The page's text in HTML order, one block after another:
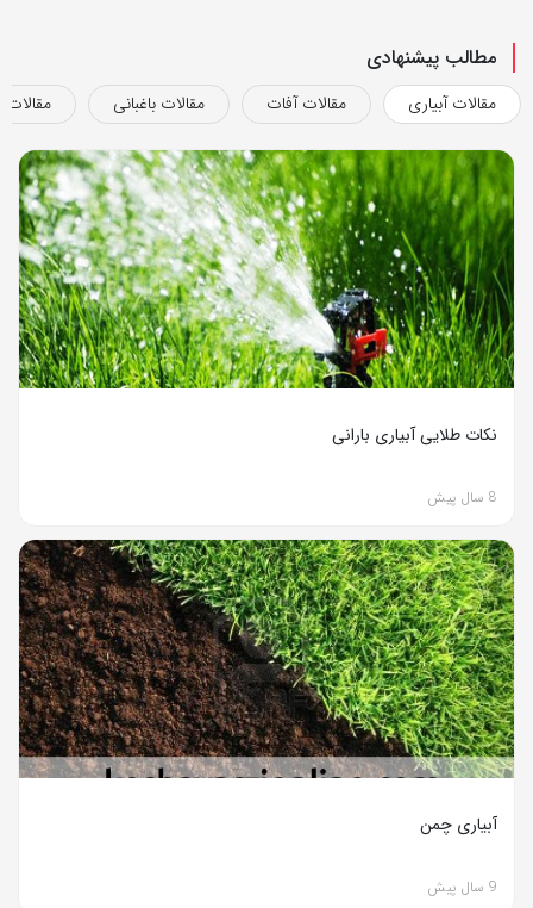
مطالب پیشنهادی
مقالات آبیاری مقالات آفات مقالات باغبانی مقالات
نکات طلایی آبیاری بارانی
8 سال پیش
آبیاری چمن
9 سال پیش